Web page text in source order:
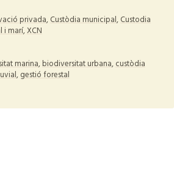
privada,Custòdia municipal,Custodia
i marí,XCN
marina,biodiversitat urbana,custòdia
,gestió forestal